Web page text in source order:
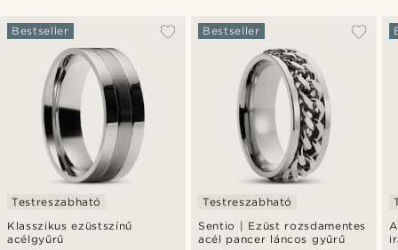
Klasszikus ezüstszínű
acélgyűrű
Bestseller
Testreszabható
Sentio | Ezüst rozsdamentes
acél pancer láncos gyűrű
Bestseller
Testreszabható